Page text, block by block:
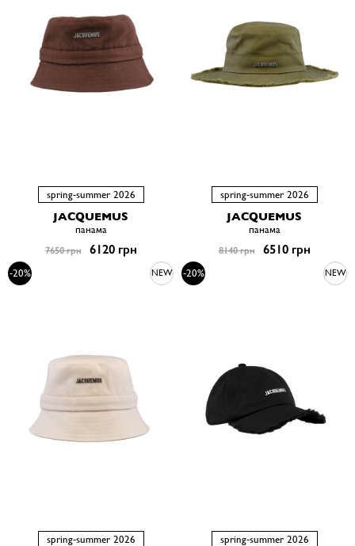
spring-summer 2026
JACQUEMUS
панама
7650 грн 6120 грн
spring-summer 2026
JACQUEMUS
панама
8140 грн 6510 грн
-20% NEW
spring-summer 2026
-20% NEW
spring-summer 2026